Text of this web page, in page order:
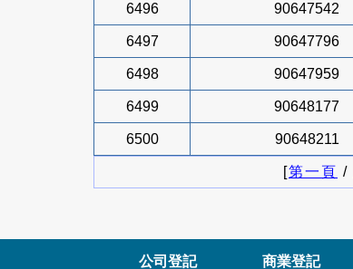
6496 90647542
6497 90647796
6498 90647959
6499 90648177
6500 90648211
[第一頁 /
公司登記 商業登記